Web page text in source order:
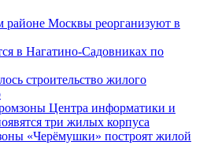
районе Москвы реорганизуют в
в Нагатино-Садовниках по
строительство жилого
Центра информатики и
три жилых корпуса
«Черёмушки» построят жилой